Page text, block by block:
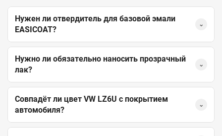
Нужен ли отвердитель для базовой эмали
EASICOAT?
⌄
Нужно ли обязательно наносить прозрачный
лак?
⌄
Совпадёт ли цвет VW LZ6U с покрытием
автомобиля?
⌄